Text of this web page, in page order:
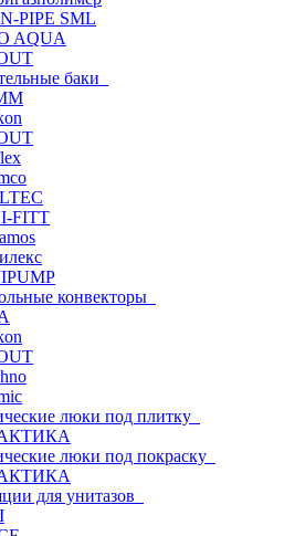
PIPE SML
AQUA
баки
FITT
конвекторы
люки под плитку
люки под покраску
для унитазов